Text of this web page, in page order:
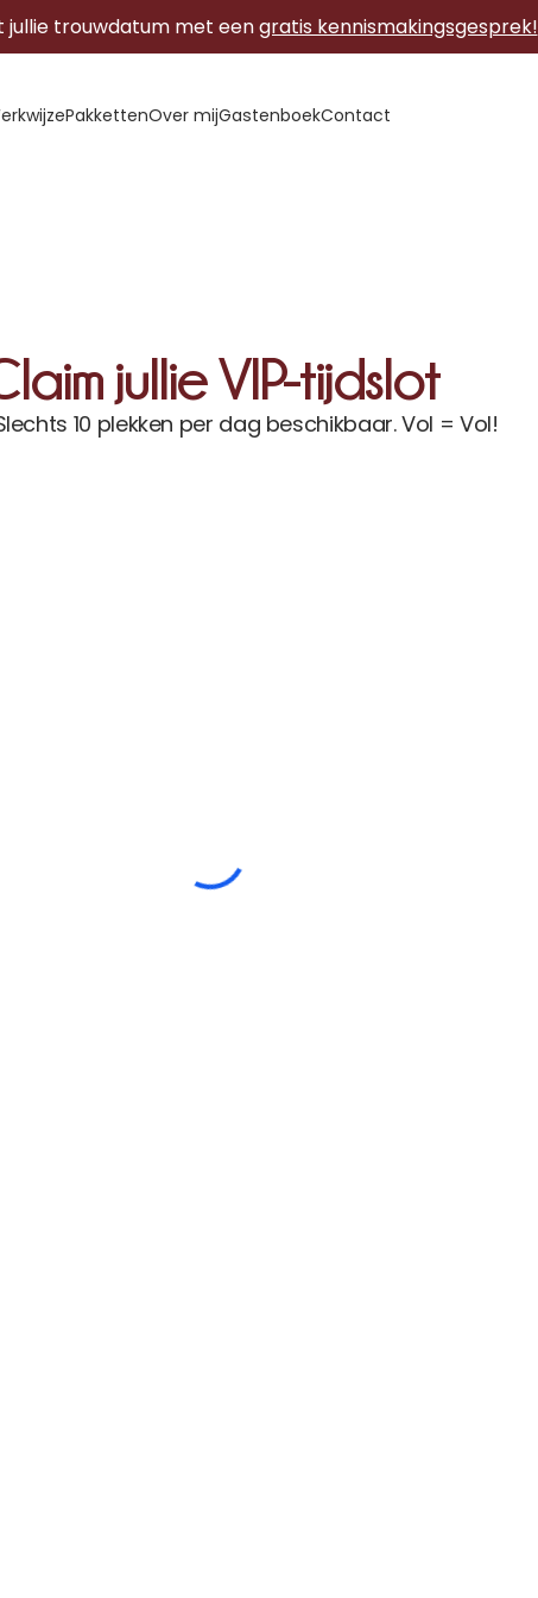
jullie trouwdatum met een gratis kennismakingsgesprek!
PakkettenOver mijGastenboekContact
jullie VIP-tijdslot
10 plekken per dag beschikbaar. Vol = Vol!